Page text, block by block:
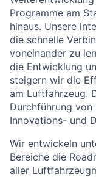
Programme am
hinaus. Unsere
die schnelle
voneinander zu
die Entwicklung
steigern wir die
am Luftfahrzeug.
Durchführung
Innovations- und
Wir entwickeln
Bereiche die
aller